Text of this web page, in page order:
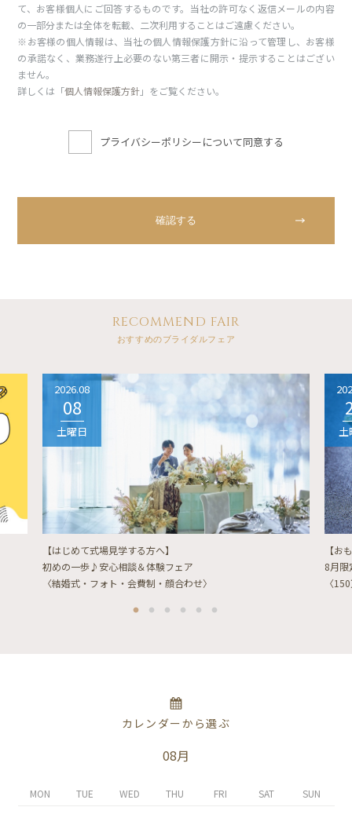
て、お客様個人にご回答するものです。当社の許可なく返信メールの内容
の一部分または全体を転載、二次利用することはご遠慮ください。
※お客様の個人情報は、当社の個人情報保護方針に沿って管理し、お客様
の承諾なく、業務遂行上必要のない第三者に開示・提示することはござい
ません。
詳しくは「個人情報保護方針」をご覧ください。
プライバシーポリシーについて同意する
RECOMMEND FAIR
おすすめのブライダルフェア
2026.08
08
土曜日
【はじめて式場見学する方へ】
初めの一歩♪安心相談＆体験フェア
〈結婚式・フォト・会費制・顔合わせ〉
土
【お
8月限
〈
カレンダーから選ぶ
08月
MON TUE WED THU FRI SAT SUN